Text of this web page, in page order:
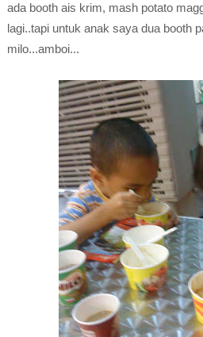
ada booth ais krim, mash potato
lagi..tapi untuk anak saya dua booth
milo...amboi...